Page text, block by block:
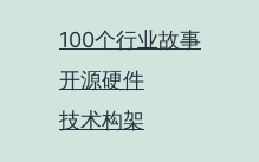
100个行业故事
开源硬件
技术构架